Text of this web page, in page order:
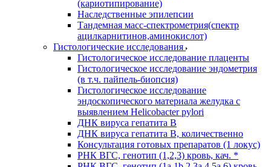
(кариотипирование)
Наследственные эпилепсии
Тандемная масс-спектрометрия(спектр
ацилкарнитинов,аминокислот)
Гистологические исследования
Гистологическое исследование плаценты
Гистологическое исследование эндометрия
(в т.ч. пайпель-биопсия)
Гистологическое исследование
эндоскопического материала желудка с
выявлением Helicobacter pylori
ДНК вируса гепатита B
ДНК вируса гепатита B, количественно
Консультация готовых препаратов (1 локус)
РНК ВГC, генотип (1,2,3) кровь, кач. *